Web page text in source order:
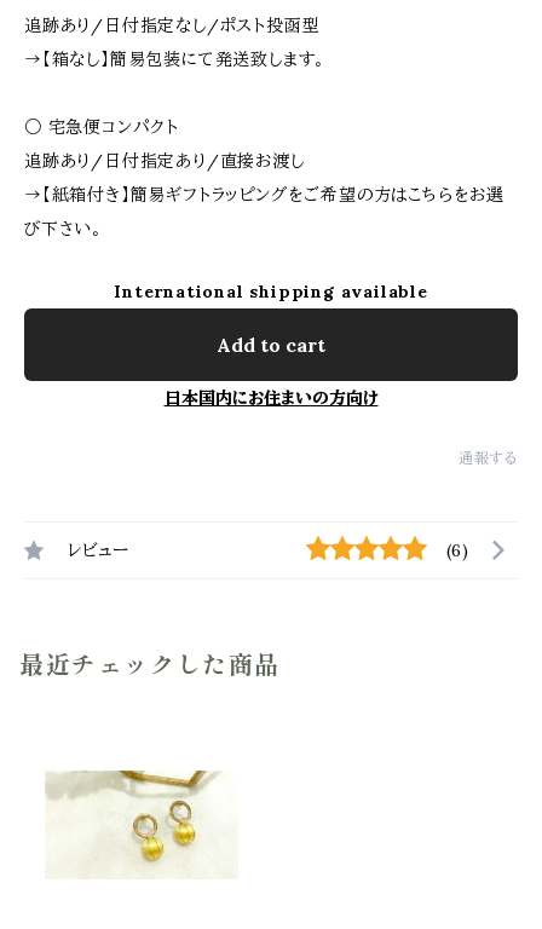
追跡あり/日付指定なし/ポスト投函型
→【箱なし】簡易包装にて発送致します。
○ 宅急便コンパクト
追跡あり/日付指定あり/直接お渡し
→【紙箱付き】簡易ギフトラッピングをご希望の方はこちらをお選
び下さい。
International shipping available
Add to cart
日本国内にお住まいの方向け
通報する
レビュー (6)
最近チェックした商品